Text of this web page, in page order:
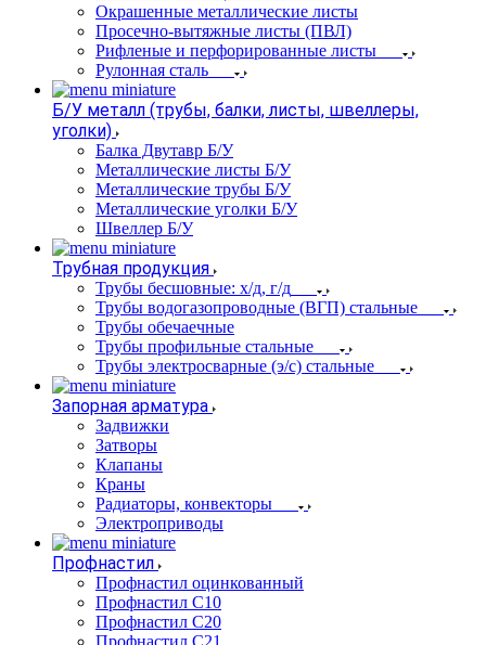
Окрашенные металлические листы
Просечно-вытяжные листы (ПВЛ)
Рифленые и перфорированные листы
Рулонная сталь
Б/У металл (трубы, балки, листы, швеллеры,
уголки)
Балка Двутавр Б/У
Металлические листы Б/У
Металлические трубы Б/У
Металлические уголки Б/У
Швеллер Б/У
Трубная продукция
Трубы бесшовные: х/д, г/д
Трубы водогазопроводные (ВГП) стальные
Трубы обечаечные
Трубы профильные стальные
Трубы электросварные (э/с) стальные
Запорная арматура
Задвижки
Затворы
Клапаны
Краны
Радиаторы, конвекторы
Электроприводы
Профнастил
Профнастил оцинкованный
Профнастил С10
Профнастил С20
Профнастил С21